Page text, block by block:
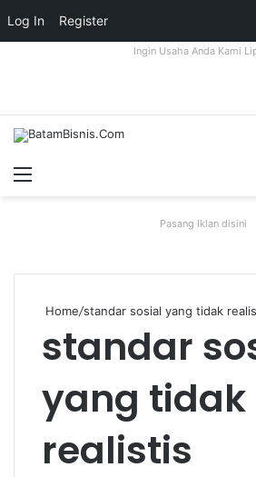
Log In Register
Ingin Usaha Anda Kami
Pasang Iklan disini
Home/standar sosial yang tidak
standar
yang tidak
realistis